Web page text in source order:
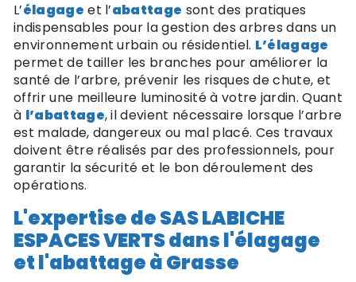
L’élagage et l’abattage sont des pratiques
indispensables pour la gestion des arbres dans un
environnement urbain ou résidentiel. L’élagage
permet de tailler les branches pour améliorer la
santé de l’arbre, prévenir les risques de chute, et
offrir une meilleure luminosité à votre jardin. Quant
à l’abattage, il devient nécessaire lorsque l’arbre
est malade, dangereux ou mal placé. Ces travaux
doivent être réalisés par des professionnels, pour
garantir la sécurité et le bon déroulement des
opérations.
L'expertise de SAS LABICHE
ESPACES VERTS dans l'élagage
et l'abattage à Grasse